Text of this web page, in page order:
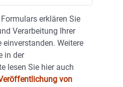
erklären Sie
Verarbeitung Ihrer
einverstanden. Weitere
in der
lesen Sie hier auch
von